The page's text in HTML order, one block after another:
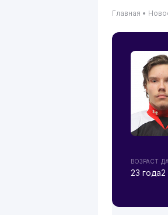
Главная •
ВОЗРАСТ
23 года2